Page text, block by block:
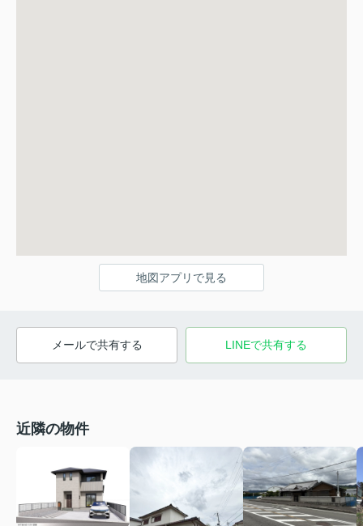
地図アプリで見る
メールで共有する LINEで共有する
近隣の物件